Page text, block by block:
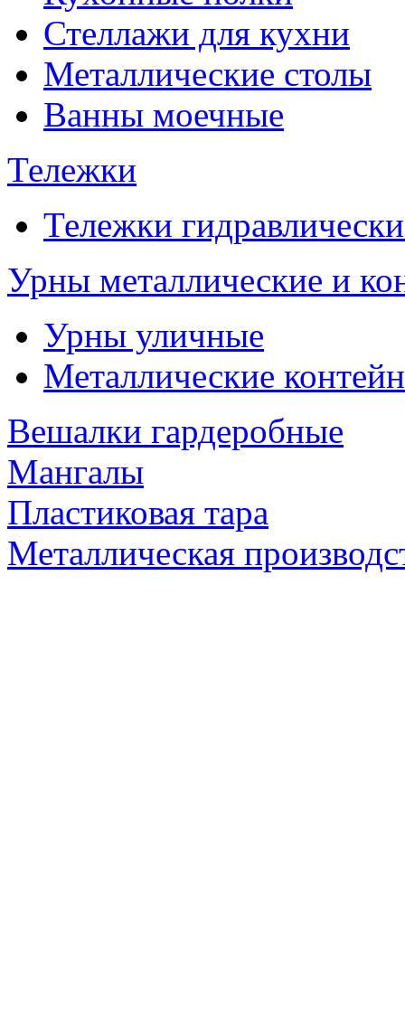
Стеллажи для кухни
Металлические столы
Ванны моечные
Тележки
Тележки
Урны металлические и
Урны уличные
Металлические
Вешалки гардеробные
Мангалы
Пластиковая тара
Металлическая